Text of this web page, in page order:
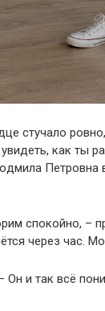
стучало
как ты
Петровна
спокойно, –
через час.
и так всё